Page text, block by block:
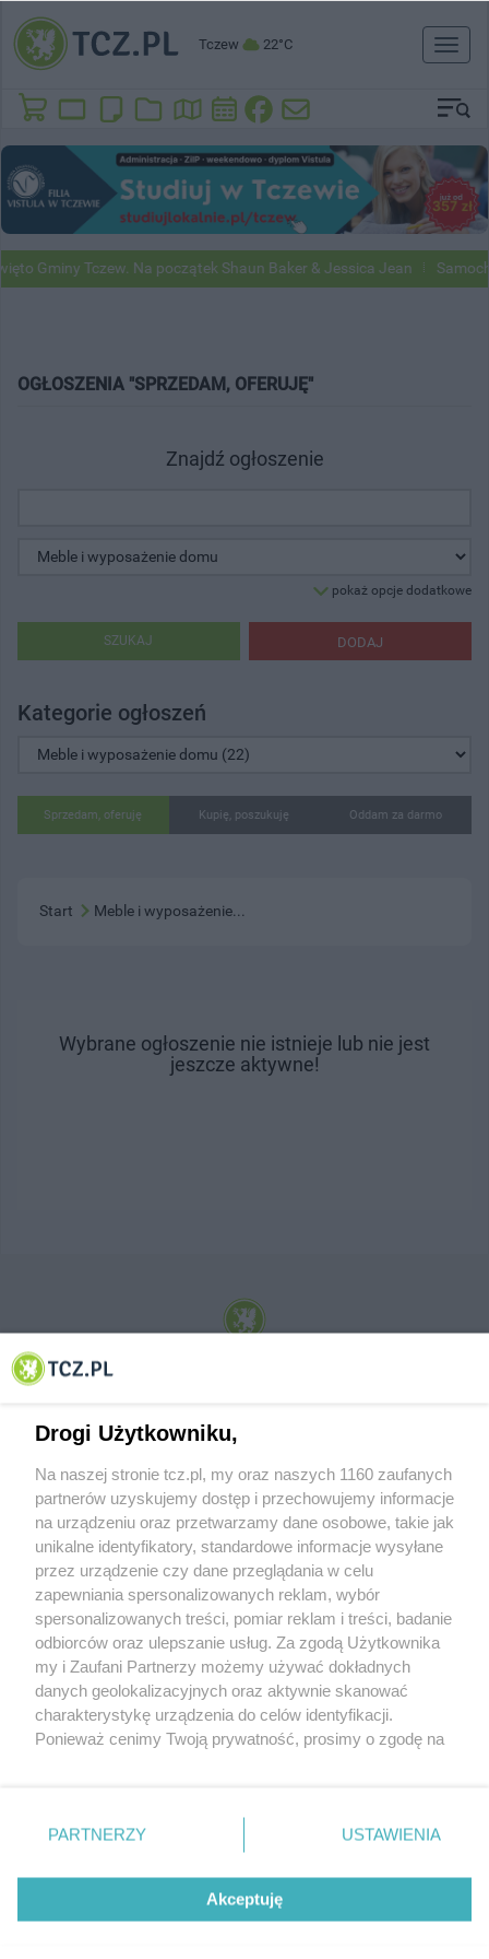
Tczew 22°C
Toggle
Gminy Tczew. Na początek Shaun Baker & Jessica Jean
OGŁOSZENIA "SPRZEDAM, OFERUJĘ"
Znajdź ogłoszenie
pokaż opcje dodatkowe
DODAJ
SZUKAJ
Kategorie ogłoszeń
Sprzedam, oferuję Kupię, poszukuję Oddam za darmo
Start Meble i wyposażenie...
Wybrane ogłoszenie nie istnieje lub nie jest
jeszcze aktywne!
© 2001-2026 Tczew - TCZ.PL Sp. z o.o. Internetowy Serwis Informacyjny Miasta
O FIRMIE POLITYKA PRYWATNOŚCI HOSTING
REKLAMA WSPÓŁPRACA RSS FACEBOOK KONTAKT
Nasze serwisy
Aktualności
Tcz24
Historia miasta
Muzyka i kultura
Archiwum wydarzeń
Zdjęcia miasta
Drogi Użytkowniku,
Na naszej stronie tcz.pl, my oraz naszych 1160 zaufanych
partnerów uzyskujemy dostęp i przechowujemy informacje
na urządzeniu oraz przetwarzamy dane osobowe, takie jak
unikalne identyfikatory, standardowe informacje wysyłane
przez urządzenie czy dane przeglądania w celu
zapewniania spersonalizowanych reklam, wybór
spersonalizowanych treści, pomiar reklam i treści, badanie
odbiorców oraz ulepszanie usług. Za zgodą Użytkownika
my i Zaufani Partnerzy możemy używać dokładnych
danych geolokalizacyjnych oraz aktywnie skanować
charakterystykę urządzenia do celów identyfikacji.
Ponieważ cenimy Twoją prywatność, prosimy o zgodę na
znajdujący się w lewym dolnym rogu strony
. Niektóre
przetwarzaniu. Preferencje będą miały zastosowania tylko
PARTNERZY USTAWIENIA
Akceptuję